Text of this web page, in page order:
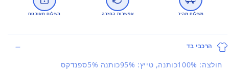
משלוח מהיר אפשרות החזרה תשלום מאובטח
הרכבי בד
חולצה: 100%כותנה, טייץ: 95%כותנה 5%ספנדקס